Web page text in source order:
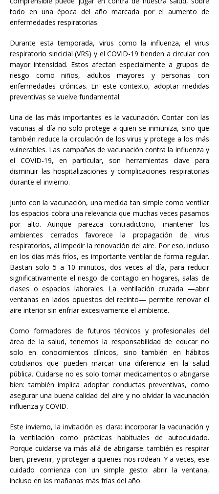
todo en una época del año marcada por el aumento de
enfermedades respiratorias.
Durante esta temporada, virus como la influenza, el virus
respiratorio sincicial (VRS) y el COVID-19 tienden a circular con
mayor intensidad. Estos afectan especialmente a grupos de
riesgo como niños, adultos mayores y personas con
enfermedades crónicas. En este contexto, adoptar medidas
preventivas se vuelve fundamental.
Una de las más importantes es la vacunación. Contar con las
vacunas al día no solo protege a quien se inmuniza, sino que
también reduce la circulación de los virus y protege a los más
vulnerables. Las campañas de vacunación contra la influenza y
el COVID-19, en particular, son herramientas clave para
disminuir las hospitalizaciones y complicaciones respiratorias
durante el invierno.
Junto con la vacunación, una medida tan simple como ventilar
los espacios cobra una relevancia que muchas veces pasamos
por alto. Aunque parezca contradictorio, mantener los
ambientes cerrados favorece la propagación de virus
respiratorios, al impedir la renovación del aire. Por eso, incluso
en los días más fríos, es importante ventilar de forma regular.
Bastan solo 5 a 10 minutos, dos veces al día, para reducir
significativamente el riesgo de contagio en hogares, salas de
clases o espacios laborales. La ventilación cruzada —abrir
ventanas en lados opuestos del recinto— permite renovar el
aire interior sin enfriar excesivamente el ambiente.
Como formadores de futuros técnicos y profesionales del
área de la salud, tenemos la responsabilidad de educar no
solo en conocimientos clínicos, sino también en hábitos
cotidianos que pueden marcar una diferencia en la salud
pública. Cuidarse no es solo tomar medicamentos o abrigarse
bien: también implica adoptar conductas preventivas, como
asegurar una buena calidad del aire y no olvidar la vacunación
influenza y COVID.
Este invierno, la invitación es clara: incorporar la vacunación y
la ventilación como prácticas habituales de autocuidado.
Porque cuidarse va más allá de abrigarse: también es respirar
bien, prevenir, y proteger a quienes nos rodean. Y a veces, ese
cuidado comienza con un simple gesto: abrir la ventana,
incluso en las mañanas más frías del año.